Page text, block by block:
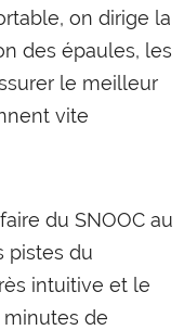
on dirige la
des épaules, les
le meilleur
vite
du SNOOC au
pistes du
intuitive et le
minutes de